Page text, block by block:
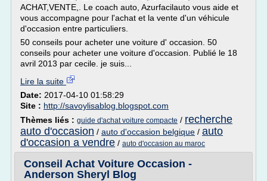
ACHAT,VENTE,. Le coach auto, Azurfacilauto vous aide et
vous accompagne pour l'achat et la vente d'un véhicule
d'occasion entre particuliers.
50 conseils pour acheter une voiture d' occasion. 50
conseils pour acheter une voiture d'occasion. Publié le 18
avril 2013 par cecile. je suis...
Lire la suite
Date: 2017-04-10 01:58:29
Site : http://savoylisablog.blogspot.com
Thèmes liés : guide d'achat voiture compacte / recherche
auto d'occasion / auto d'occasion belgique / auto
d'occasion a vendre / auto d'occasion au maroc
Conseil Achat Voiture Occasion -
Anderson Sheryl Blog